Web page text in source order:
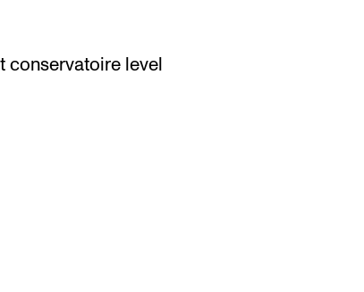
conservatoire level